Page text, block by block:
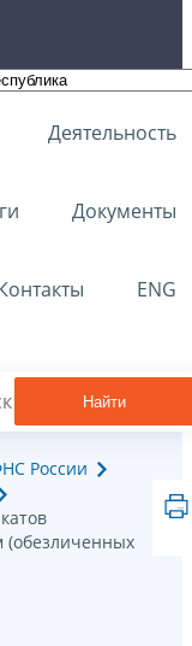
Деятельность
Документы
ENG
Найти
России